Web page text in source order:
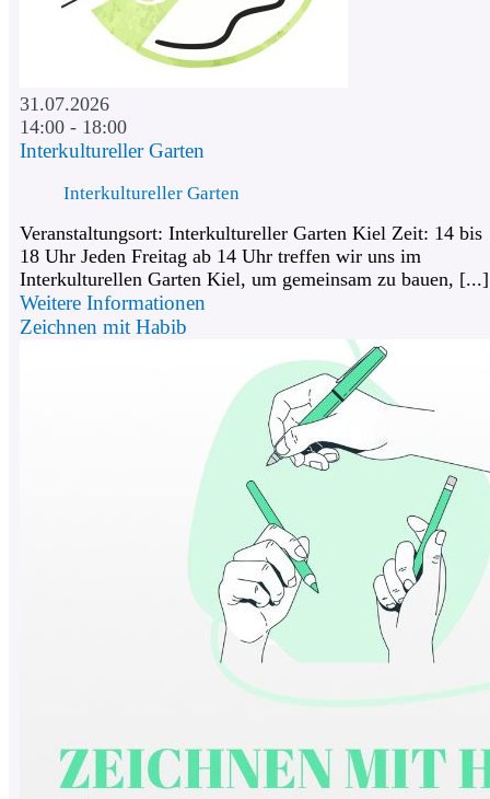
31.07.2026
14:00 - 18:00
Interkultureller Garten
Interkultureller Garten
Veranstaltungsort: Interkultureller Garten Kiel Zeit: 14 bis
18 Uhr Jeden Freitag ab 14 Uhr treffen wir uns im
Interkulturellen Garten Kiel, um gemeinsam zu bauen, [...]
Weitere Informationen
Zeichnen mit Habib